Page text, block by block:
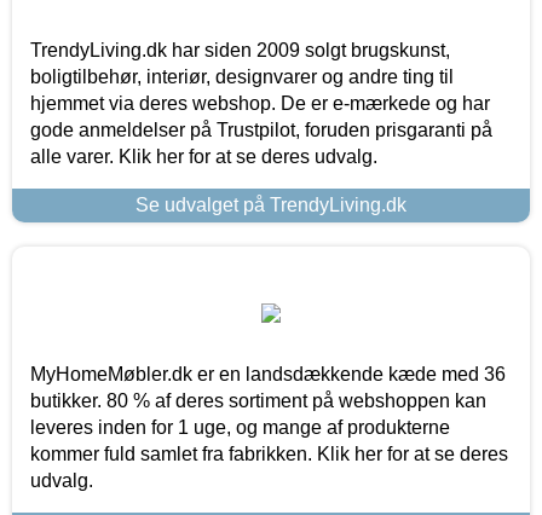
TrendyLiving.dk har siden 2009 solgt brugskunst,
boligtilbehør, interiør, designvarer og andre ting til
hjemmet via deres webshop. De er e-mærkede og har
gode anmeldelser på Trustpilot, foruden prisgaranti på
alle varer. Klik her for at se deres udvalg.
Se udvalget på TrendyLiving.dk
MyHomeMøbler.dk er en landsdækkende kæde med 36
butikker. 80 % af deres sortiment på webshoppen kan
leveres inden for 1 uge, og mange af produkterne
kommer fuld samlet fra fabrikken. Klik her for at se deres
udvalg.